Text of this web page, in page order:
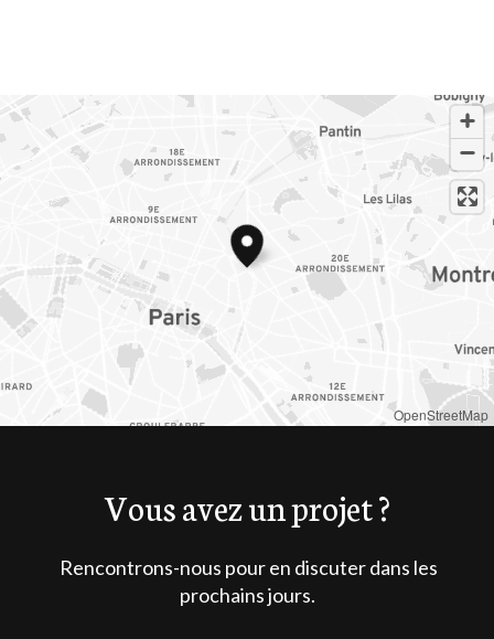
OpenStreetMap
Vous avez un projet ?
Rencontrons-nous pour en discuter dans les
prochains jours.